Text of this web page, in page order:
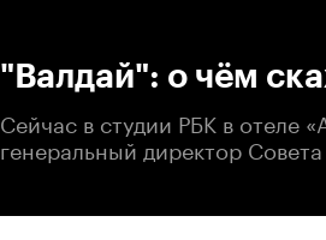
"Валдай": о чём
Сейчас в студии РБК в отеле
генеральный директор